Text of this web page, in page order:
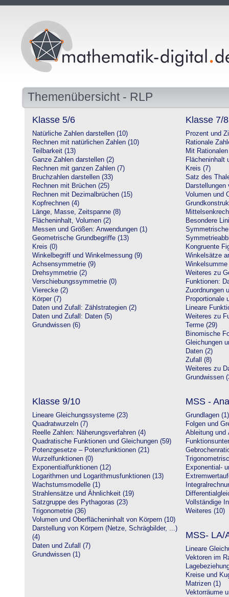
Themenübersicht - RLP
Klasse 5/6
Natürliche Zahlen darstellen (10)
Rechnen mit natürlichen Zahlen (10)
Teilbarkeit (13)
Ganze Zahlen darstellen (2)
Rechnen mit ganzen Zahlen (7)
Bruchzahlen darstellen (33)
Rechnen mit Brüchen (25)
Rechnen mit Dezimalbrüchen (15)
Kopfrechnen (4)
Länge, Masse, Zeitspanne (8)
Flächeninhalt, Volumen (2)
Messen und Größen: Anwendungen (1)
Geometrische Grundbegriffe (13)
Kreis (0)
Winkelbegriff und Winkelmessung (9)
Achsensymmetrie (9)
Drehsymmetrie (2)
Verschiebungssymmetrie (0)
Vierecke (2)
Körper (7)
Daten und Zufall: Zählstrategien (2)
Daten und Zufall: Daten (5)
Grundwissen (6)
Klasse 7/8
Prozent und
Rationale
Mit
Flächeninhalt
Kreis (7)
Satz des
Darstellungen
Volumen und
Besondere
Kongruente
Winkelsätze
Weiteres zu
Funktionen:
Zuordnungen
Proportionale
Lineare
Weiteres zu
Terme (29)
Binomische
Gleichungen
Daten (2)
Zufall (8)
Weiteres zu
Grundwissen
Klasse 9/10
Lineare Gleichungssysteme (23)
Quadratwurzeln (7)
Reelle Zahlen: Näherungsverfahren (4)
Quadratische Funktionen und Gleichungen (59)
Potenzgesetze – Potenzfunktionen (21)
Wurzelfunktionen (0)
Exponentialfunktionen (12)
Logarithmen und Logarithmusfunktionen (13)
Wachstumsmodelle (1)
Strahlensätze und Ähnlichkeit (19)
Satzgruppe des Pythagoras (23)
Trigonometrie (36)
Volumen und Oberflächeninhalt von Körpern (10)
Darstellung von Körpern (Netze, Schrägbilder, ...)
(4)
Daten und Zufall (7)
Grundwissen (1)
MSS -
Grundlagen (1)
Folgen und
Ableitung und
Exponential-
Vollständige
Weiteres (10)
MSS- LA/
Lineare
Vektoren im
Kreise und
Matrizen (1)
Vektorräume